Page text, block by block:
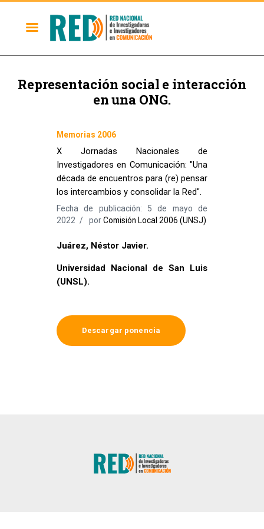
Representación social e interacción
en una ONG.
Memorias 2006
X Jornadas Nacionales de
Investigadores en Comunicación: "Una
década de encuentros para (re) pensar
los intercambios y consolidar la Red".
Fecha de publicación: 5 de mayo de
2022
porComisión Local 2006 (UNSJ)
Juárez, Néstor Javier.
Universidad Nacional de San Luis
(UNSL).
Descargar ponencia